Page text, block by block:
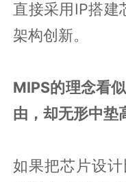
直接采用IP搭建
架构创新。
MIPS的理念看
由，却无形中垫
如果把芯片设